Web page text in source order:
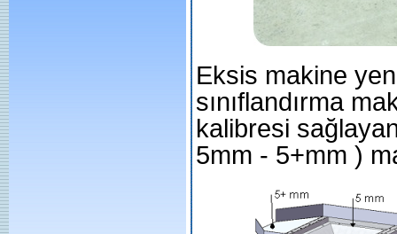
Eksis makine
sınıflandırma
kalibresi
5mm - 5+mm )